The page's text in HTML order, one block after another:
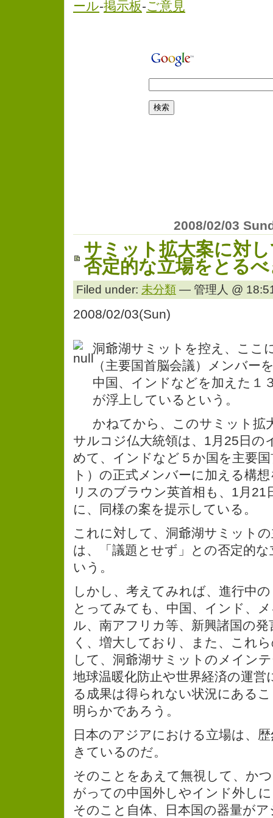
ール-掲示板-ご意見
2008/02/03
サミット拡大案に対
否定的な立場をとる
Filed under: 未分類 — 管理人 @
2008/02/03(Sun)
洞爺湖サミットを控え、ここ
（主要国首脳会議）メンバー
中国、インドなどを加えた１
が浮上しているという。
かねてから、このサミット拡
サルコジ仏大統領は、1月25日の
めて、インドなど５か国を主要
ト）の正式メンバーに加える構
リスのブラウン英首相も、1月21
に、同様の案を提示している。
これに対して、洞爺湖サミット
は、「議題とせず」との否定的
いう。
しかし、考えてみれば、進行中
とってみても、中国、インド、
ル、南アフリカ等、新興諸国の
く、増大しており、また、これ
して、洞爺湖サミットのメイン
地球温暖化防止や世界経済の運
る成果は得られない状況にある
明らかであろう。
日本のアジアにおける立場は、
きているのだ。
そのことをあえて無視して、か
がっての中国外しやインド外し
そのこと自体、日本国の器量が